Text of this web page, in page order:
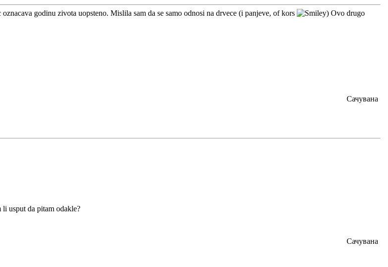
godinu zivota uopsteno. Mislila sam da se samo odnosi na drvece (i panjeve, of kors
) Ovo drugo
Сачувана
usput da pitam odakle?
Сачувана